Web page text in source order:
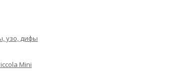
узо, дифы
Minі